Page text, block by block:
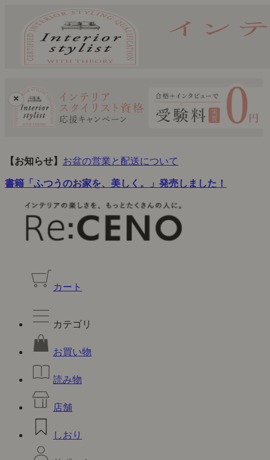
×
【お知らせ】 お盆の営業と配送について
書籍「ふつうのお家を、美しく。」発売しました！
カート
カテゴリ
お買い物
読み物
店舗
しおり